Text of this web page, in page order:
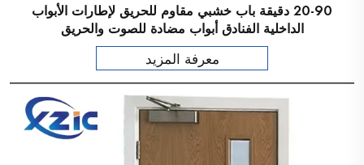
20-90 دقيقة باب خشبي مقاوم للحريق لإطارات الأبواب
الداخلية الفنادق أبواب مضادة للصوت والحريق
معرفة المزيد